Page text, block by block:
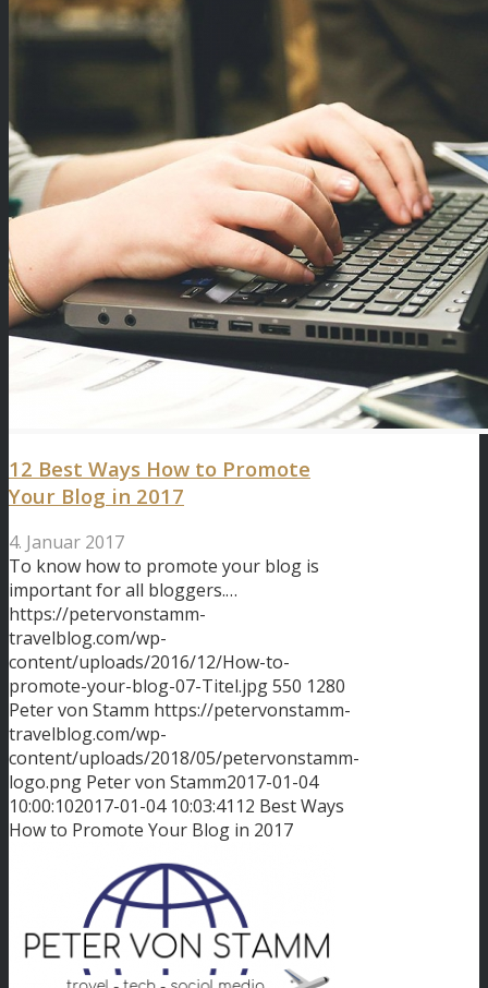
12 Best Ways How to Promote
Your Blog in 2017
4. Januar 2017
To know how to promote your blog is
important for all bloggers.…
https://petervonstamm-
travelblog.com/wp-
content/uploads/2016/12/How-to-
promote-your-blog-07-Titel.jpg550 1280
Peter von Stamm https://petervonstamm-
travelblog.com/wp-
content/uploads/2018/05/petervonstamm-
logo.png Peter von Stamm2017-01-04
10:00:102017-01-04 10:03:41 12 Best Ways
How to Promote Your Blog in 2017